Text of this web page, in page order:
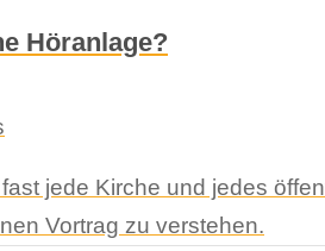
Höranlage?
jede Kirche und jedes
Vortrag zu verstehen.